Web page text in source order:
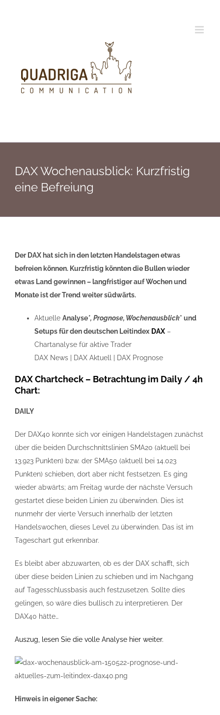
DAX Wochenausblick: Kurzfristig
eine Befreiung
Der DAX hat sich in den letzten Handelstagen etwas
befreien können. Kurzfristig könnten die Bullen wieder
etwas Land gewinnen – langfristiger auf Wochen und
Monate ist der Trend weiter südwärts.
Aktuelle Analyse*, Prognose, Wochenausblick* und
Setups für dendeutschen Leitindex DAX –
Chartanalyse für aktive Trader
DAX News | DAX Aktuell | DAX Prognose
DAXChartcheck – Betrachtung im Daily / 4h
Chart:
DAILY
Der DAX40 konnte sich vor einigen Handelstagen zunächst
über die beiden Durchschnittslinien SMA20 (aktuell bei
13.923 Punkten) bzw. der SMA50 (aktuell bei 14.023
Punkten) schieben, dort aber nicht festsetzen. Es ging
wieder abwärts; am Freitag wurde der nächste Versuch
gestartet diese beiden Linien zu überwinden. Dies ist
nunmehr der vierte Versuch innerhalb der letzten
Handelswochen, dieses Level zu überwinden. Das ist im
Tageschart gut erkennbar.
Es bleibt aber abzuwarten, ob es der DAX schafft, sich
über diese beiden Linien zu schieben und im Nachgang
auf Tagesschlussbasis auch festzusetzen. Sollte dies
gelingen, so wäre dies bullisch zu interpretieren. Der
DAX40 hätte…
Auszug, lesen Sie die volle Analyse hier weiter.
Hinweis in eigener Sache: